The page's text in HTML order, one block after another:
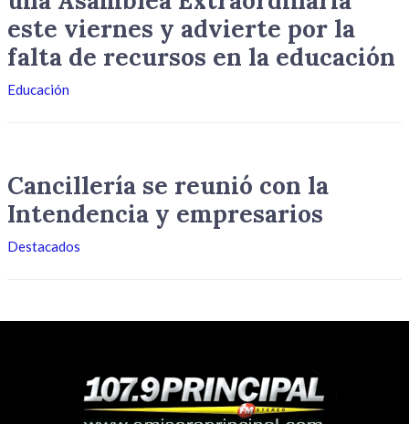
este viernes y advierte por la
falta de recursos en la educación
Educación
Cancillería se reunió con la
Intendencia y empresarios
Destacados